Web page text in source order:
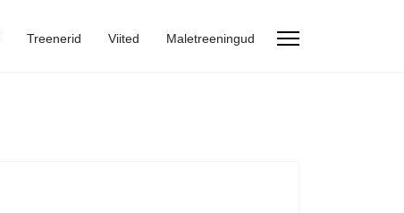
Treenerid Viited Maletreeningud